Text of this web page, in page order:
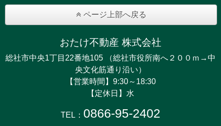
ページ上部へ戻る
おたけ不動産 株式会社
総社市中央1丁目22番地105 （総社市役所南へ２００ｍ→中
央文化筋通り沿い）
【営業時間】9:30～18:30
【定休日】水
TEL： 0866-95-2402